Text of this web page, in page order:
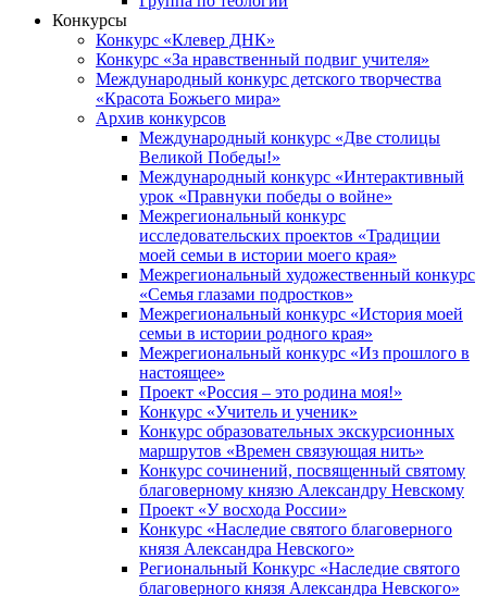
Конкурсы
Конкурс «Клевер ДНК»
Конкурс «За нравственный подвиг учителя»
Международный конкурс детского творчества
«Красота Божьего мира»
Архив конкурсов
Международный конкурс «Две столицы
Великой Победы!»
Международный конкурс «Интерактивный
урок «Правнуки победы о войне»
Межрегиональный конкурс
исследовательских проектов «Традиции
моей семьи в истории моего края»
Межрегиональный художественный конкурс
«Семья глазами подростков»
Межрегиональный конкурс «История моей
семьи в истории родного края»
Межрегиональный конкурс «Из прошлого в
настоящее»
Проект «Россия – это родина моя!»
Конкурс «Учитель и ученик»
Конкурс образовательных экскурсионных
маршрутов «Времен связующая нить»
Конкурс сочинений, посвященный святому
благоверному князю Александру Невскому
Проект «У восхода России»
Конкурс «Наследие святого благоверного
князя Александра Невского»
Региональный Конкурс «Наследие святого
благоверного князя Александра Невского»